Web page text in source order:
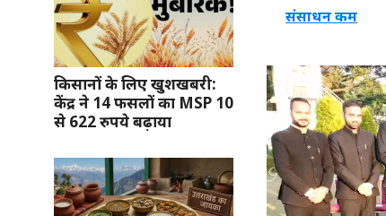
किसानों के लिए खुशखबरी:
केंद्र ने 14 फसलों का MSP 10
से 622 रुपये बढ़ाया
संसाधन कम